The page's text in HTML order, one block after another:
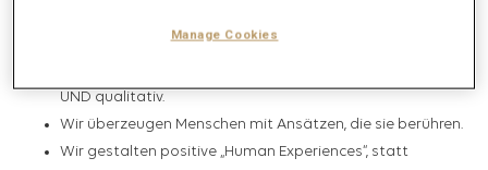
Was unterscheidet uns von anderen Media-Agenturen?
UND qualitativ.
Wir überzeugen Menschen mit Ansätzen, die sie berühren.
Wir gestalten positive „Human Experiences“, statt
Manage Cookies